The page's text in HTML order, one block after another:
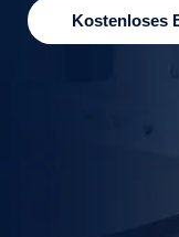
Kostenloses